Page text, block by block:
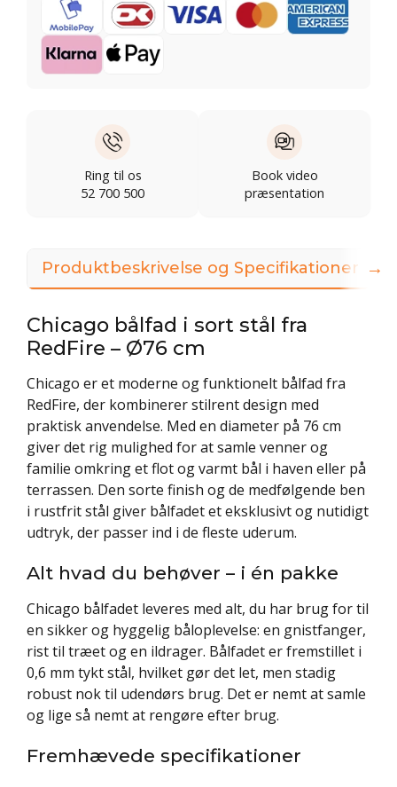
Ring til os
52 700 500
Book video
præsentation
Produktbeskrivelse og Specifikationer
Chicago bålfad i sort stål fra
RedFire – Ø76 cm
Chicago er et moderne og funktionelt bålfad fra
RedFire, der kombinerer stilrent design med
praktisk anvendelse. Med en diameter på 76 cm
giver det rig mulighed for at samle venner og
familie omkring et flot og varmt bål i haven eller på
terrassen. Den sorte finish og de medfølgende ben
i rustfrit stål giver bålfadet et eksklusivt og nutidigt
udtryk, der passer ind i de fleste uderum.
Alt hvad du behøver – i én pakke
Chicago bålfadet leveres med alt, du har brug for til
en sikker og hyggelig båloplevelse: en gnistfanger,
rist til træet og en ildrager. Bålfadet er fremstillet i
0,6 mm tykt stål, hvilket gør det let, men stadig
robust nok til udendørs brug. Det er nemt at samle
og lige så nemt at rengøre efter brug.
Fremhævede specifikationer
→